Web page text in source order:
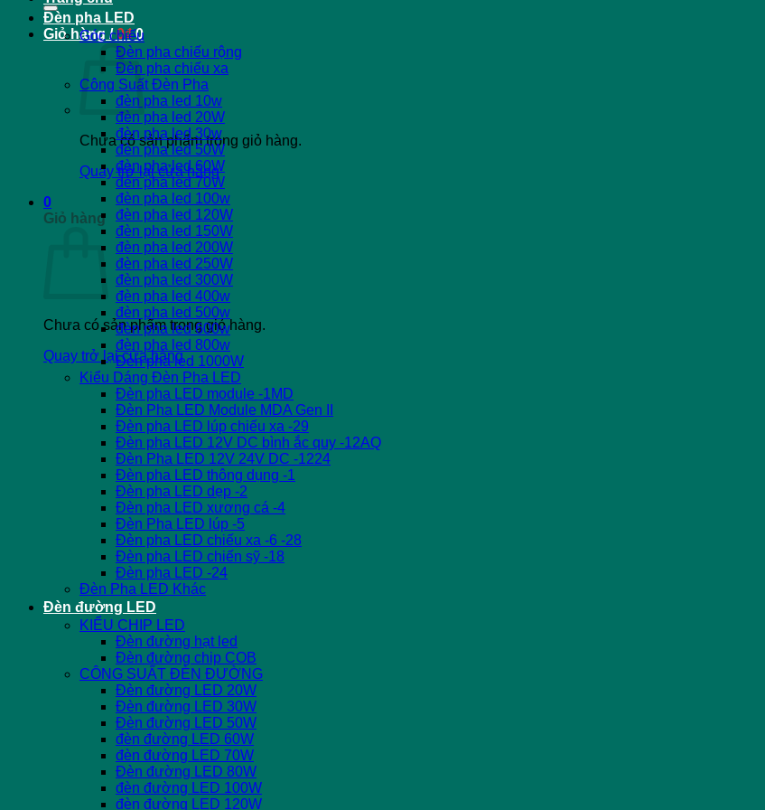
Giỏ hàng /0₫ 0
Chưa có sản phẩm trong giỏ hàng.
Quay trở lại cửa hàng
0
Giỏ hàng
Chưa có sản phẩm trong giỏ hàng.
Quay trở lại cửa hàng
Đèn pha LED
Góc chiếu
Đèn pha chiếu rộng
Đèn pha chiếu xa
Công Suất Đèn Pha
đèn pha led 10w
đèn pha led 20W
đèn pha led 30w
đèn pha led 50W
đèn pha led 60W
đèn pha led 70W
đèn pha led 100w
đèn pha led 120W
đèn pha led 150W
đèn pha led 200W
đèn pha led 250W
đèn pha led 300W
đèn pha led 400w
đèn pha led 500w
đèn pha led 600w
đèn pha led 800w
Đèn pha led 1000W
Kiểu Dáng Đèn Pha LED
Đèn pha LED module -1MD
Đèn Pha LED Module MDA Gen II
Đèn pha LED lúp chiếu xa -29
Đèn pha LED 12V DC bình ắc quy -12AQ
Đèn Pha LED 12V 24V DC -1224
Đèn pha LED thông dụng -1
Đèn pha LED dẹp -2
Đèn pha LED xương cá -4
Đèn Pha LED lúp -5
Đèn pha LED chiếu xa -6 -28
Đèn pha LED chiến sỹ -18
Đèn pha LED -24
Đèn Pha LED Khác
Đèn đường LED
KIỂU CHIP LED
Đèn đường hạt led
Đèn đường chip COB
CÔNG SUẤT ĐÈN ĐƯỜNG
Đèn đường LED 20W
Đèn đường LED 30W
Đèn đường LED 50W
đèn đường LED 60W
đèn đường LED 70W
Đèn đường LED 80W
đèn đường LED 100W
đèn đường LED 120W